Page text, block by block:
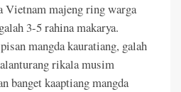
Vietnam majeng ring warga
3-5 rahina makarya.
mangda kauratiang, galah
rikala musim
banget kaaptiang mangda